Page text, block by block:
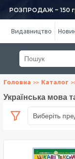
РОЗПРОДАЖ ~ 150
Видавництво
Головна Каталог
Українська мова
Виберіть